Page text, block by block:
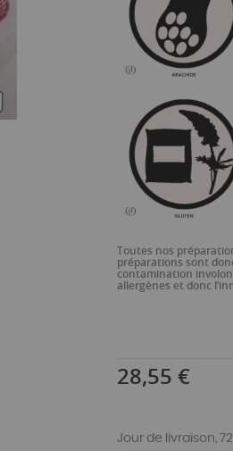
Toutes nos
préparations sont
contamination
allergènes et donc
28,55 €
Jour de livraison,